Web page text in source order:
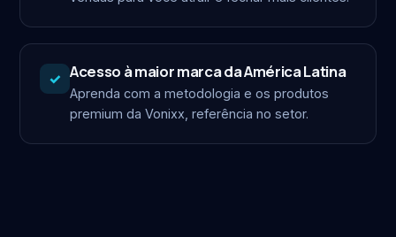
✓ Acesso à maior marca da América Latina
Aprenda com a metodologia e os produtos
premium da Vonixx, referência no setor.